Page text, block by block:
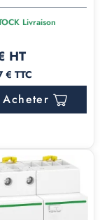
Livraison
HT
€ TTC
Acheter